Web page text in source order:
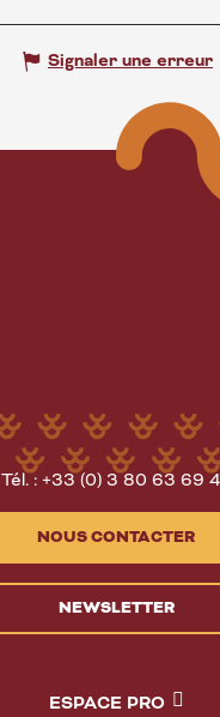
Signaler une erreur
Tél. : +33 (0) 3 80 63 69
NOUS CONTACTER
NEWSLETTER
ESPACE PRO